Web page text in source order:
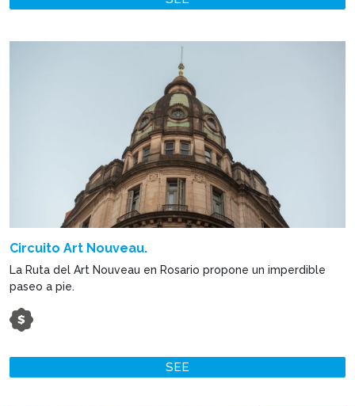
Circuito Art Nouveau.
La Ruta del Art Nouveau en Rosario propone un imperdible
paseo a pie.
SEE